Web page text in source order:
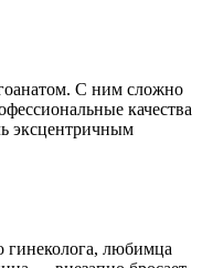
С ним сложно
качества
эксцентричным
гинеколога, любимца